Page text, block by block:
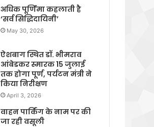
अधिक पूर्णिमा कहलाती है
‘सर्व सिद्धिदायिनी’
May 30, 2026
ऐशबाग स्थित डॉ. भीमराव
आंबेडकर स्मारक 15 जुलाई
तक होगा पूर्ण, पर्यटन मंत्री ने
किया निरीक्षण
April 3, 2026
वाहन पार्किंग के नाम पर की
जा रही वसूली